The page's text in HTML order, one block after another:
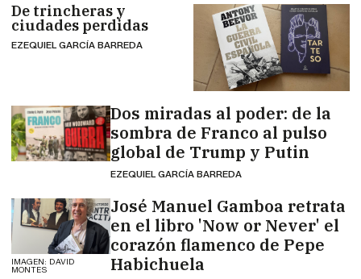
De trincheras y
ciudades perdidas
EZEQUIEL GARCÍA BARREDA
Dos miradas al poder: de la
sombra de Franco al pulso
global de Trump y Putin
EZEQUIEL GARCÍA BARREDA
IMAGEN: DAVID
MONTES
José Manuel Gamboa retrata
en el libro 'Now or Never' el
corazón flamenco de Pepe
Habichuela